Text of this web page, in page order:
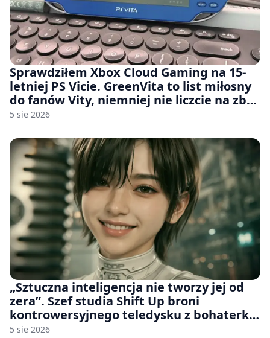
Sprawdziłem Xbox Cloud Gaming na 15-
letniej PS Vicie. GreenVita to list miłosny
do fanów Vity, niemniej nie liczcie na zbyt
wiele [FELIETON]
5 sie 2026
„Sztuczna inteligencja nie tworzy jej od
zera”. Szef studia Shift Up broni
kontrowersyjnego teledysku z bohaterką
Stellar Blade: Blood Rain
5 sie 2026